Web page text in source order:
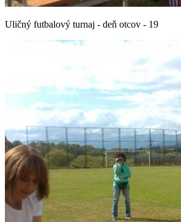
Uličný futbalový turnaj - deň otcov - 19